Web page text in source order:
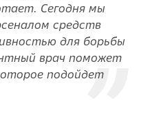
Сегодня мы
средств
для борьбы
врач поможет
подойдет